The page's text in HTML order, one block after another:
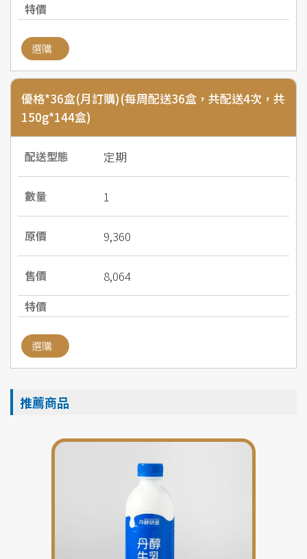
選購
優格*36盒(月訂購)(每周配送36盒，共配送4次，共
150g*144盒)
定期
1
9,360
8,064
選購
推薦商品